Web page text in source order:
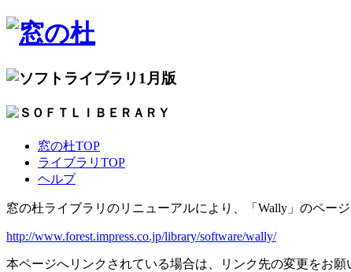
1月版
窓の杜TOP
ライブラリTOP
ヘルプ
窓の杜ライブラリのリニューアルにより、「Wally」のペー
http://www.forest.impress.co.jp/library/software/wally/
本ページへリンクされている場合は、リンク先の変更をお願